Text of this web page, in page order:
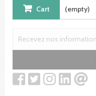
Cart (empty)